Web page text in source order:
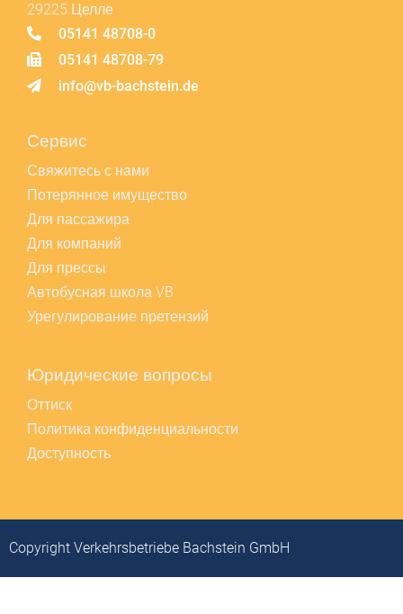
29225 Целле
05141 48708-0
05141 48708-79
info@vb-bachstein.de
Сервис
Свяжитесь с нами
Потерянное имущество
Для пассажира
Для компаний
Для прессы
Автобусная школа VB
Урегулирование претензий
Юридические вопросы
Оттиск
Политика конфиденциальности
Доступность
Copyright Verkehrsbetriebe Bachstein GmbH